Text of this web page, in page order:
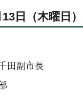
日（木曜日）
田副市長